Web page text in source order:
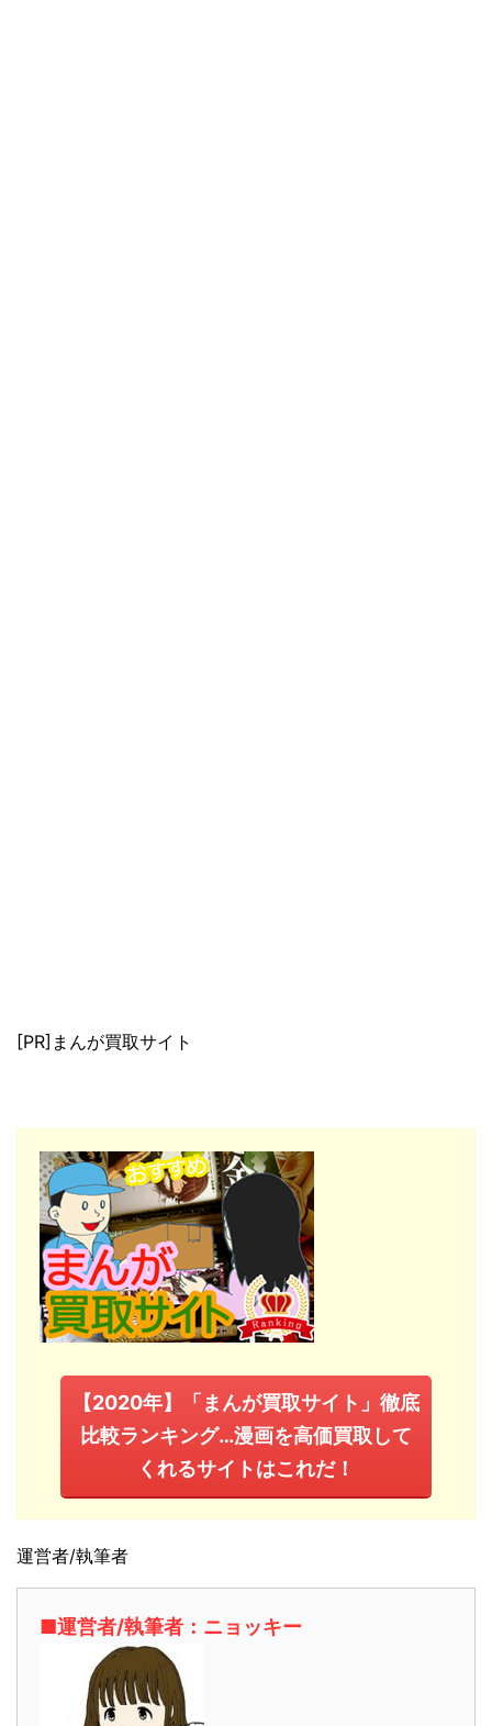
[PR]まんが買取サイト
【2020年】「まんが買取サイト」徹底
比較ランキング…漫画を高価買取して
くれるサイトはこれだ！
運営者/執筆者
■運営者/執筆者：ニョッキー